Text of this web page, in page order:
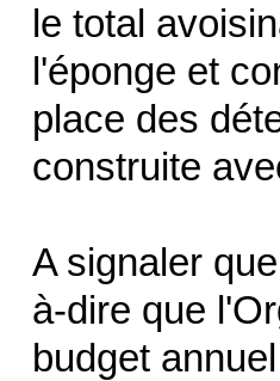
le total
l'éponge et
place des
construite
A signaler
à-dire que
budget